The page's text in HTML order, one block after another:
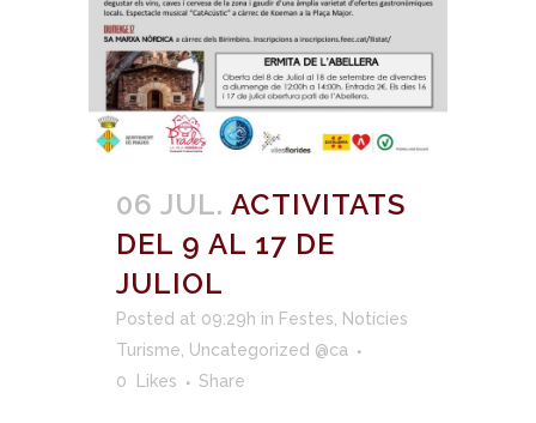
06 JUL. ACTIVITATS
DEL 9 AL 17 DE
JULIOL
Posted at 09:29h in Festes, Notícies
Turisme, Uncategorized @ca
0
Likes Share